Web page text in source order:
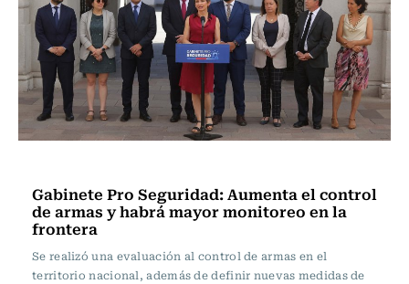
Gabinete Pro Seguridad: Aumenta el control
de armas y habrá mayor monitoreo en la
frontera
Se realizó una evaluación al control de armas en el
territorio nacional, además de definir nuevas medidas de